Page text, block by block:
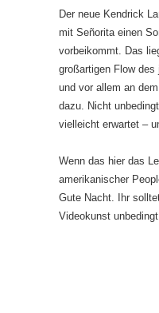
Der neue Kendrick
mit Señorita einen
vorbeikommt. Das
großartigen Flow
und vor allem an
dazu. Nicht
vielleicht erwartet –
Wenn das hier das
amerikanischer
Gute Nacht. Ihr
Videokunst